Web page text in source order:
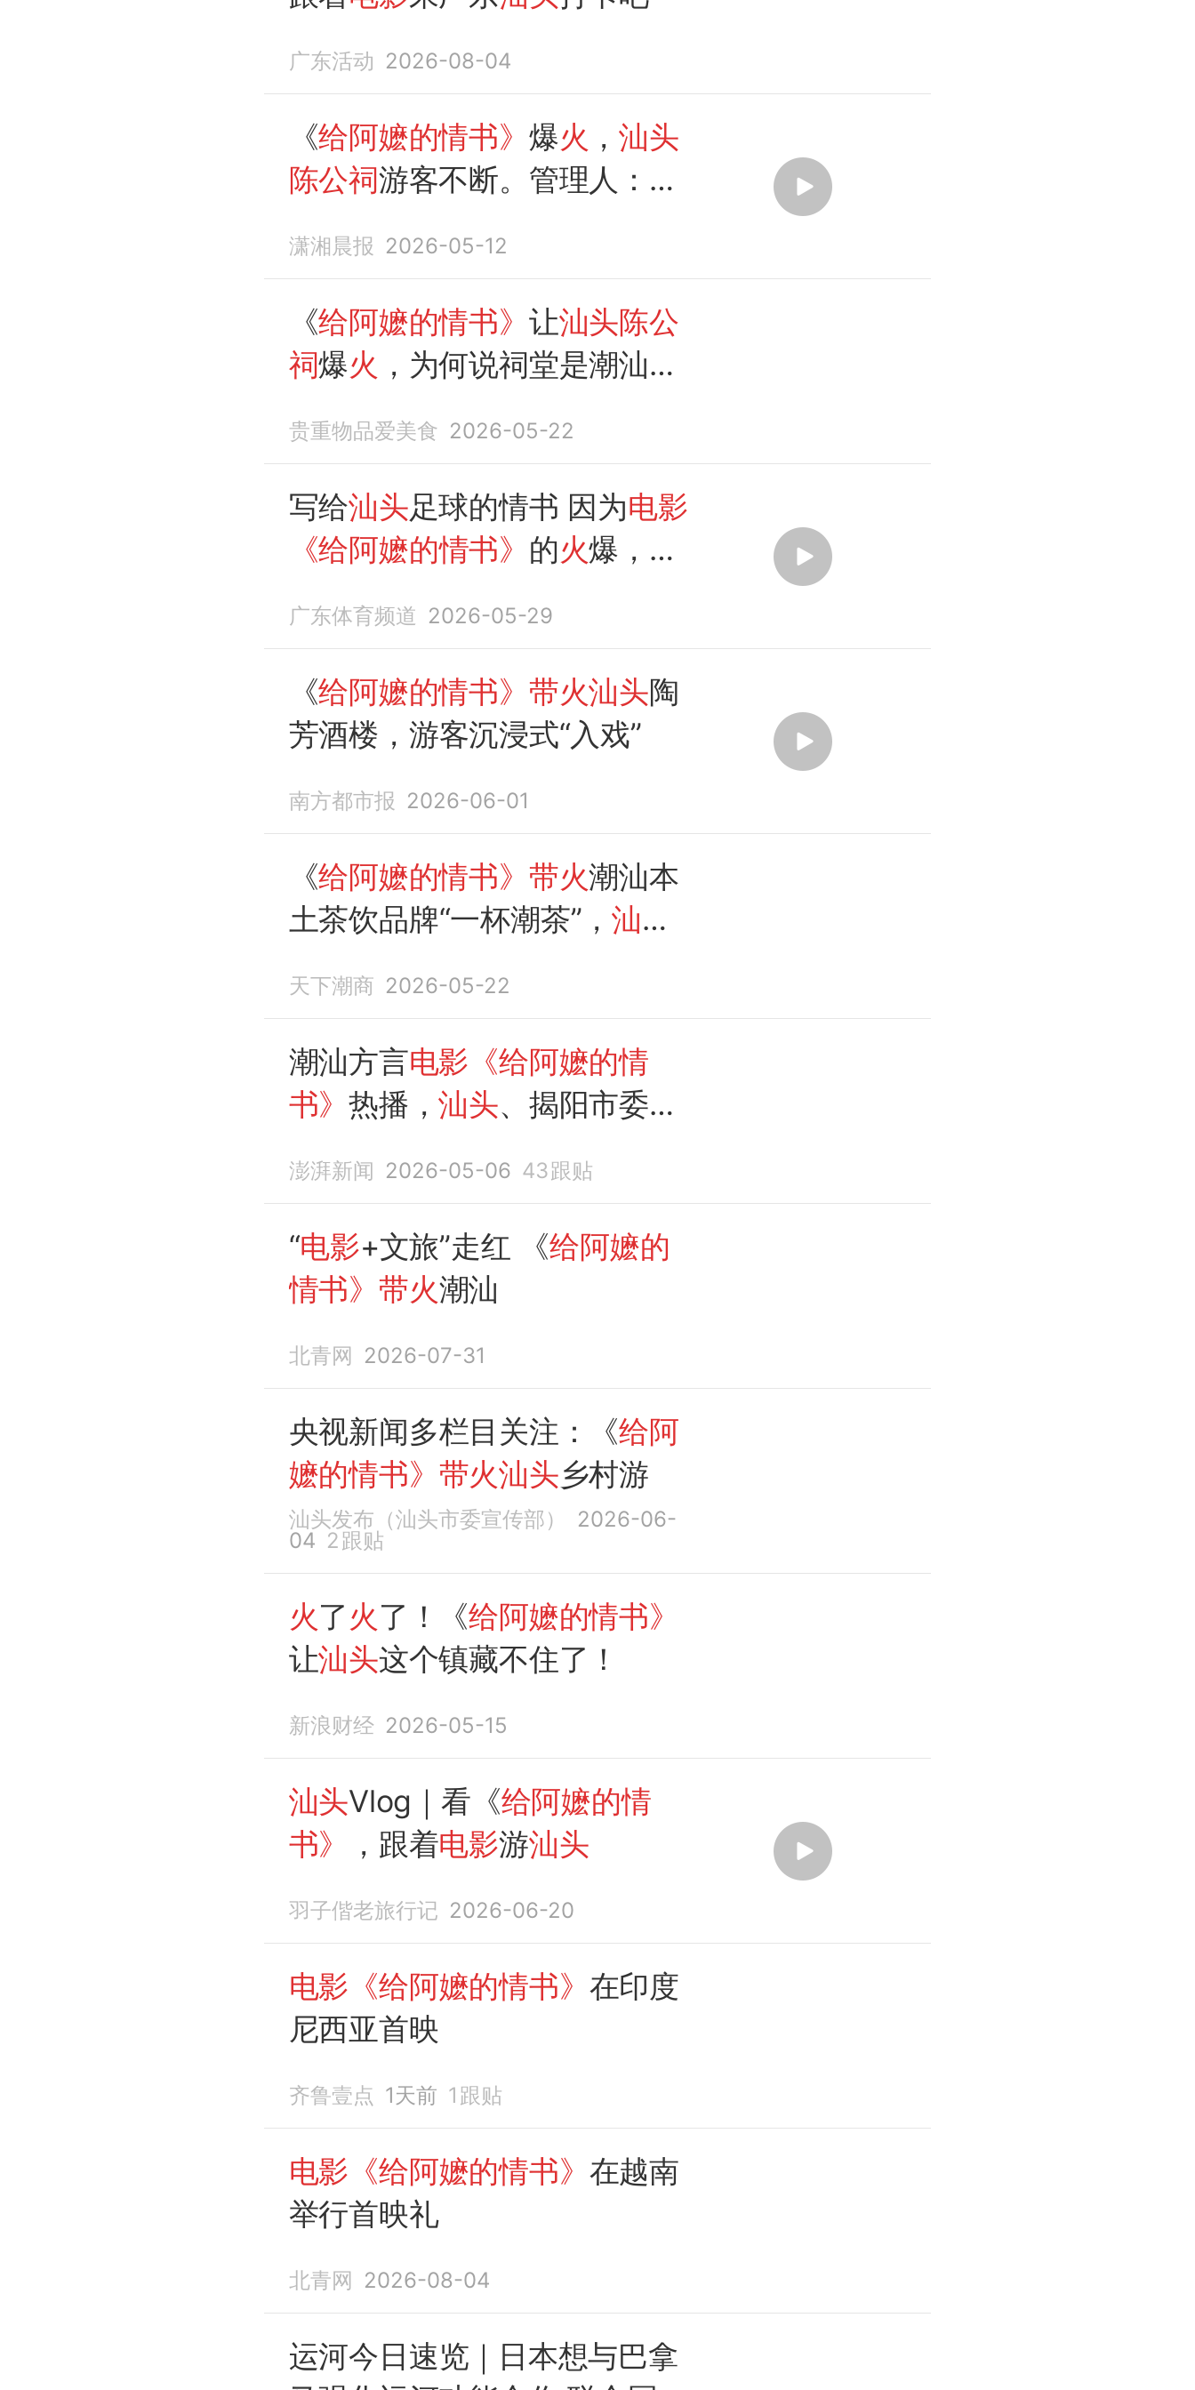
广东活动 2026-08-04
《给阿嬷的情书》 爆火 ，汕头
陈公祠游客不断。管理人：不
来
潇湘晨报 2026-05-12
《给阿嬷的情书》 让汕头陈公
祠爆火 ，为何说祠堂是潮汕的
贵重物品爱美食 2026-05-22
写给汕头足球的情书 因为电影
《给阿嬷的情书》 的火爆， 汕
广东体育频道 2026-05-29
《给阿嬷的情书》带火汕头陶
芳酒楼，游客沉浸式“入戏”
南方都市报 2026-06-01
《给阿嬷的情书》带火潮汕本
土茶饮品牌“一杯潮茶”，汕头
天下潮商 2026-05-22
潮汕方言电影《给阿嬷的情
书》热播，汕头、揭阳市委书
澎湃新闻 2026-05-06 43跟贴
“电影+文旅”走红 《给阿嬷的
情书》带火潮汕
北青网 2026-07-31
央视新闻多栏目关注：《给阿
嬷的情书》带火汕头乡村游
汕头发布（汕头市委宣传部）
2026-06-
04 2 跟贴
火了火了！《给阿嬷的情书》
让汕头这个镇藏不住了！
新浪财经 2026-05-15
汕头Vlog｜看《给阿嬷的情
书》
，跟着电影游汕头
羽子偕老旅行记 2026-06-20
电影《给阿嬷的情书》 在印度
尼西亚首映
齐鲁壹点 1天前 1 跟贴
电影《给阿嬷的情书》 在越南
举行首映礼
北青网 2026-08-04
运河今日速览｜日本想与巴拿